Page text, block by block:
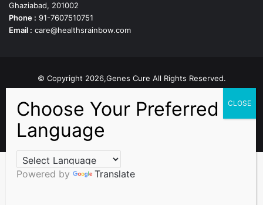
Ghaziabad, 201002
Phone : 91-7607510751
Email : care@healthsrainbow.com
© Copyright 2026,Genes Cure All Rights Reserved.
Facebook
X
Powered by Translate